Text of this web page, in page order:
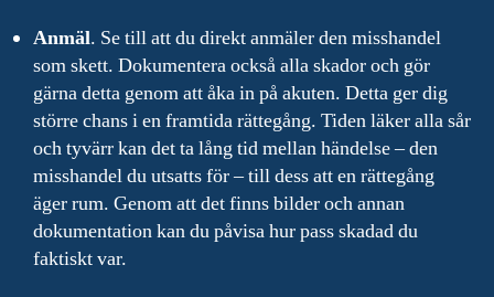
Anmäl. Se till att du direkt anmäler den misshandel
som skett. Dokumentera också alla skador och gör
gärna detta genom att åka in på akuten. Detta ger dig
större chans i en framtida rättegång. Tiden läker alla sår
och tyvärr kan det ta lång tid mellan händelse – den
misshandel du utsatts för – till dess att en rättegång
äger rum. Genom att det finns bilder och annan
dokumentation kan du påvisa hur pass skadad du
faktiskt var.